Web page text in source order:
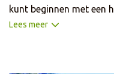
kunt beginnen met een
kunt afsluiten met een
Lees meer